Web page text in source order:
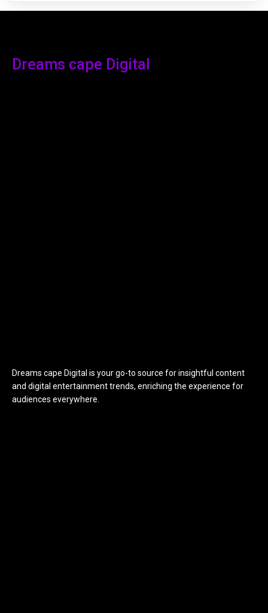
Dreams cape Digital
Dreams cape Digital is your go-to source for insightful content
and digital entertainment trends, enriching the experience for
audiences everywhere.